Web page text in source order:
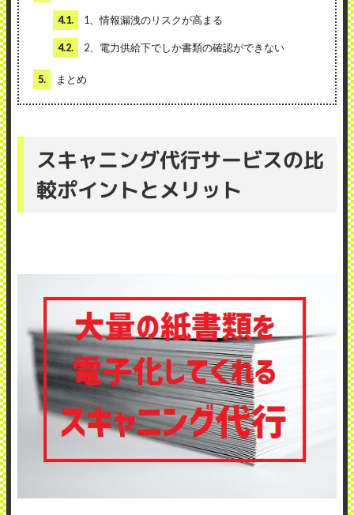
4.1. 1、情報漏洩のリスクが高まる
4.2. 2、電力供給下でしか書類の確認ができない
5. まとめ
スキャニング代行サービスの比
較ポイントとメリット